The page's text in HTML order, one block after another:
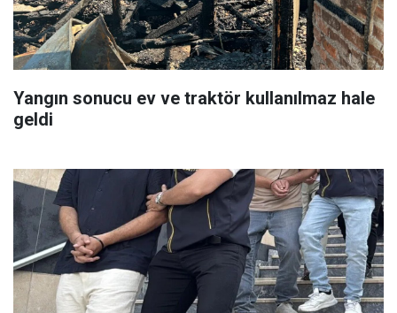
Yangın sonucu ev ve traktör kullanılmaz hale
geldi